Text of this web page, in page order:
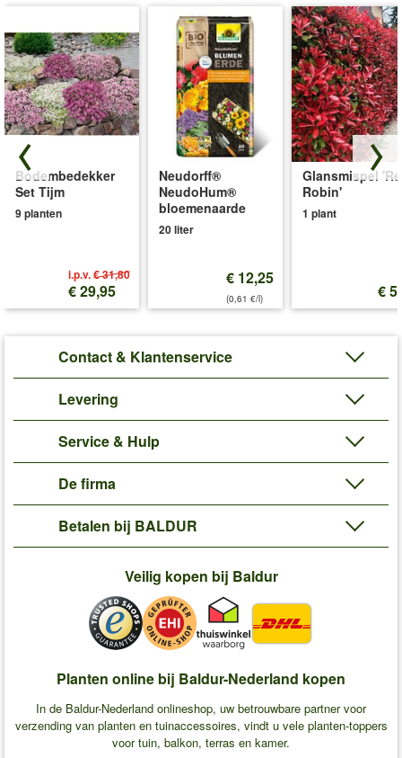
Bodembedekker
Set Tijm
9 planten
i.p.v.€ 31,80
€ 29,95
Neudorff®
NeudoHum®
bloemenaarde
20 liter
€ 12,25
(0,61 €/l)
Glansmispel
Robin'
1 plant
€
Contact & Klantenservice
Levering
Service & Hulp
De firma
Betalen bij BALDUR
Veilig kopen bij Baldur
Planten online bij Baldur-Nederland kopen
In de Baldur-Nederland onlineshop, uw betrouwbare partner voor
verzending van planten en tuinaccessoires, vindt u vele planten-toppers
voor tuin, balkon, terras en kamer.